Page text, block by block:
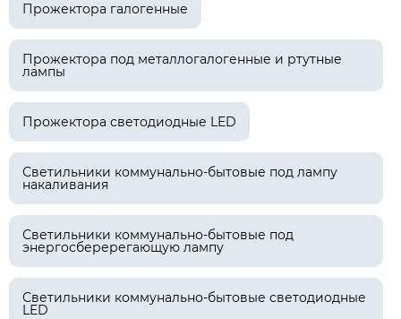
Прожектора галогенные
Прожектора под металлогалогенные и ртутные
лампы
Прожектора светодиодные LED
Светильники коммунально-бытовые под лампу
накаливания
Светильники коммунально-бытовые под
энергосберерегающую лампу
Светильники коммунально-бытовые светодиодные
LED